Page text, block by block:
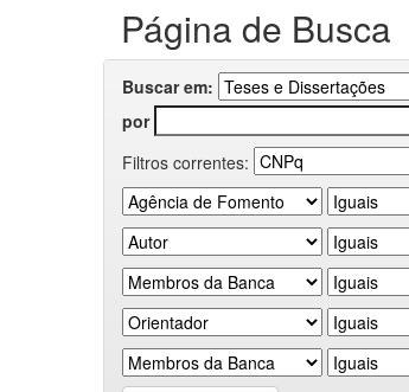
Página de Busca
Buscar em:
por
Filtros correntes: